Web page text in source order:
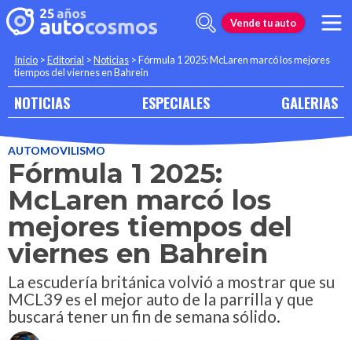
Vende tu auto
Inicio >Editorial >Noticias >Fórmula 1 2025: McLaren marcó los mejores
tiempos del viernes en Bahrein
NOTICIAS ESPECIALES GALERIAS
AUTOMOVILISMO
Fórmula 1 2025:
McLaren marcó los
mejores tiempos del
viernes en Bahrein
La escudería británica volvió a mostrar que su
MCL39 es el mejor auto de la parrilla y que
buscará tener un fin de semana sólido.